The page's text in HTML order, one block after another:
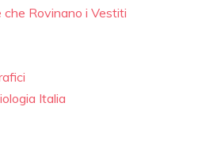
che Rovinano i Vestiti
Italia